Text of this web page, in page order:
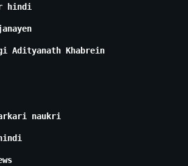
hindi
Adityanath Khabrein
naukri